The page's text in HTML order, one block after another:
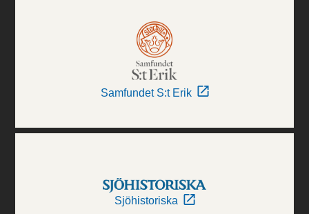
Samfundet S:t Erik
Sjöhistoriska